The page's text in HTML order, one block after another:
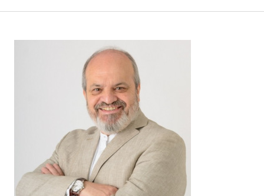
*
Guarda mi nombre, correo electrónico y web en
este navegador para la próxima vez que
Este sitio esta protegido por
reCAPTCHA y la
Política de
privacidady losTérminos del servicio